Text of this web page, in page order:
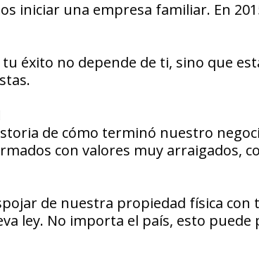
iniciar una empresa familiar. En
éxito no depende de ti, sino que
de cómo terminó nuestro
con valores muy arraigados,
de nuestra propiedad física
ley. No importa el país, esto puede